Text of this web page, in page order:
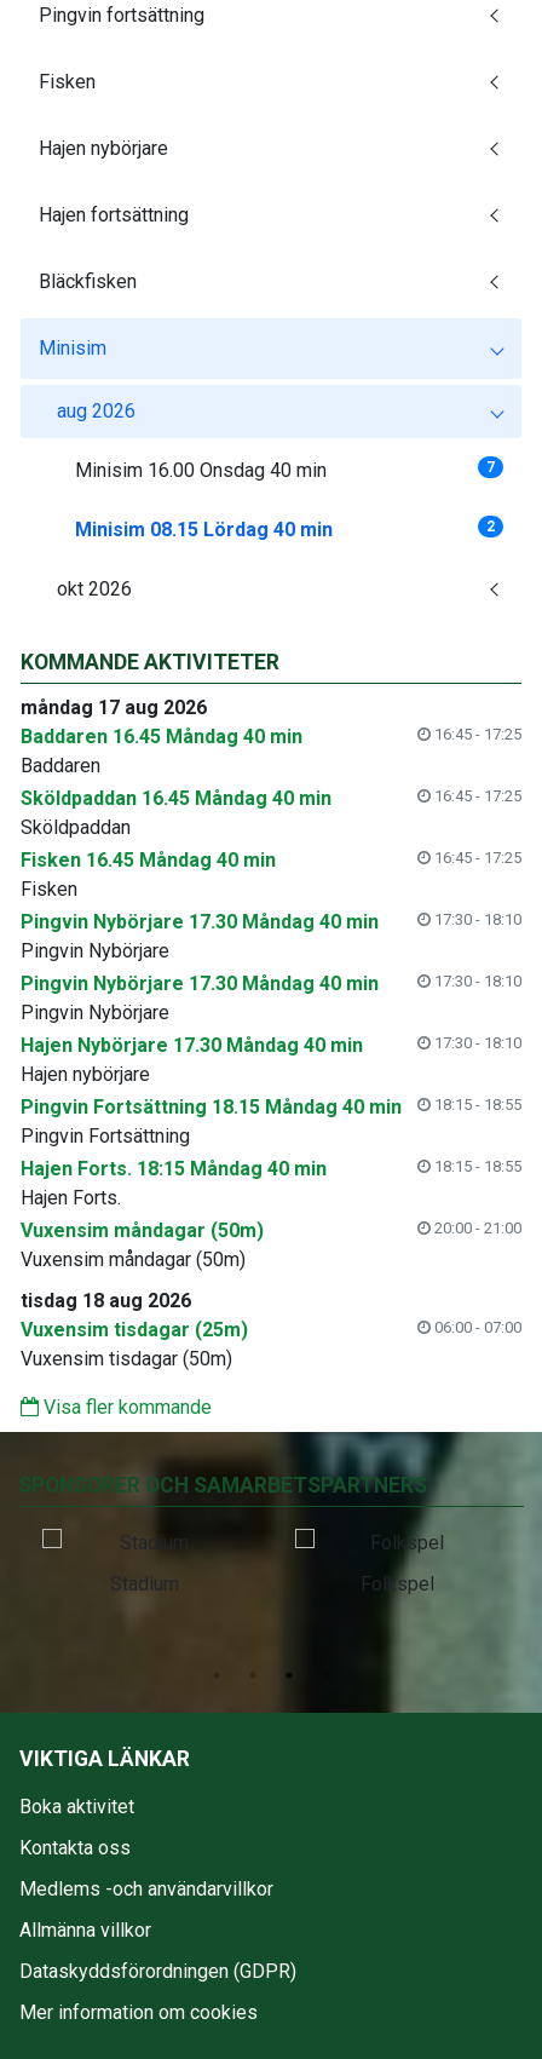
Pingvin fortsättning
Fisken
Hajen nybörjare
Hajen fortsättning
Bläckfisken
Minisim
aug 2026
Minisim 16.00 Onsdag 40 min 7
Minisim 08.15 Lördag 40 min 2
okt 2026
KOMMANDE AKTIVITETER
måndag 17 aug 2026
Baddaren 16.45 Måndag 40 min
16:45 - 17:25
Baddaren
Sköldpaddan 16.45 Måndag 40 min
16:45 - 17:25
Sköldpaddan
Fisken 16.45 Måndag 40 min
16:45 - 17:25
Fisken
Pingvin Nybörjare 17.30 Måndag 40 min
17:30 - 18:10
Pingvin Nybörjare
Pingvin Nybörjare 17.30 Måndag 40 min
17:30 - 18:10
Pingvin Nybörjare
Hajen Nybörjare 17.30 Måndag 40 min
17:30 - 18:10
Hajen nybörjare
Pingvin Fortsättning 18.15 Måndag 40 min
18:15 - 18:55
Pingvin Fortsättning
Hajen Forts. 18:15 Måndag 40 min
18:15 - 18:55
Hajen Forts.
Vuxensim måndagar (50m)
20:00 - 21:00
Vuxensim måndagar (50m)
tisdag 18 aug 2026
Vuxensim tisdagar (25m)
06:00 - 07:00
Vuxensim tisdagar (50m)
Visa fler kommande
SPONSORER OCH SAMARBETSPARTNERS
Stadium Folkspel
VIKTIGA LÄNKAR
Boka aktivitet
Kontakta oss
Medlems -och användarvillkor
Allmänna villkor
Dataskyddsförordningen (GDPR)
Mer information om cookies